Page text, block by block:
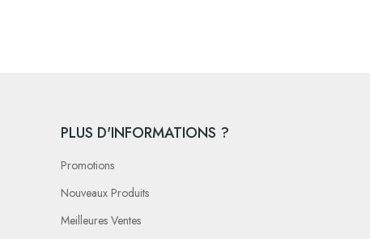
PLUS D'INFORMATIONS ?
Promotions
Nouveaux Produits
Meilleures Ventes